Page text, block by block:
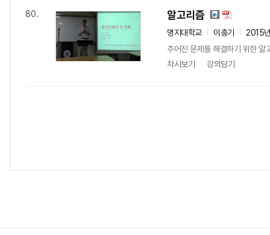
80. 알고리즘
명지대학교 이충기
2015
주어진 문제를 해결하기 위한 알
차시보기
강의담기